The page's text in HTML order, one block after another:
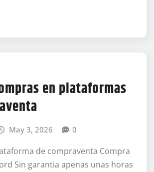
en plataformas
May 3, 2026 0
de compraventa Compra
Sin garantia apenas unas horas